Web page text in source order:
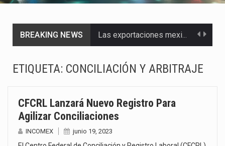
BREAKING NEWS Las exportaciones mexicanas de vehículos ligeros disminuyeron 9.67 % en julio a tasa anual, alcanzando…
ETIQUETA: CONCILIACIÓN Y ARBITRAJE
CFCRL Lanzará Nuevo Registro Para
Agilizar Conciliaciones
INCOMEX junio 19, 2023